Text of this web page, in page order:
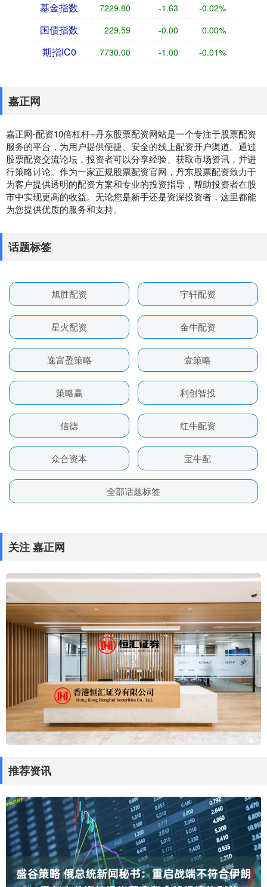
基金指数 7229.80 -1.63 -0.02%
国债指数 229.59 -0.00 0.00%
期指IC0 7730.00 -1.00 -0.01%
嘉正网
嘉正网-配资10倍杠杆=丹东股票配资网站是一个专注于股票配资
服务的平台，为用户提供便捷、安全的线上配资开户渠道。通过
股票配资交流论坛，投资者可以分享经验、获取市场资讯，并进
行策略讨论。作为一家正规股票配资官网，丹东股票配资致力于
为客户提供透明的配资方案和专业的投资指导，帮助投资者在股
市中实现更高的收益。无论您是新手还是资深投资者，这里都能
为您提供优质的服务和支持。
话题标签
旭胜配资 宇轩配资
星火配资 金牛配资
逸富盈策略 壹策略
策略赢 利创智投
信德 红牛配资
众合资本 宝牛配
全部话题标签
关注 嘉正网
推荐资讯